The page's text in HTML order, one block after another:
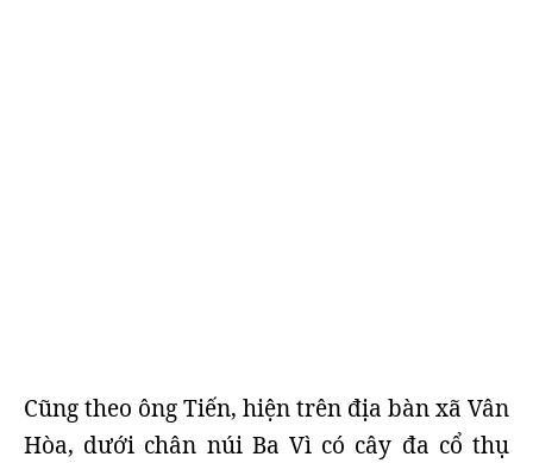
Cũng theo ông Tiến, hiện trên địa bàn xã Vân
Hòa, dưới chân núi Ba Vì có cây đa cổ thụ